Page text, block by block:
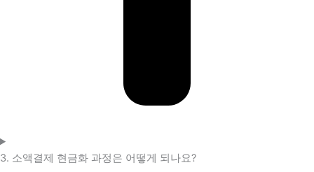
3. 소액결제 현금화 과정은 어떻게 되나요?